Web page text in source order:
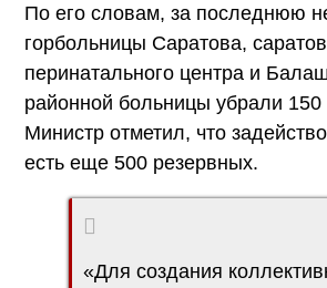
По его словам, за последнюю
горбольницы Саратова,
перинатального центра и
районной больницы убрали 150
Министр отметил, что
есть еще 500 резервных.
«Для создания